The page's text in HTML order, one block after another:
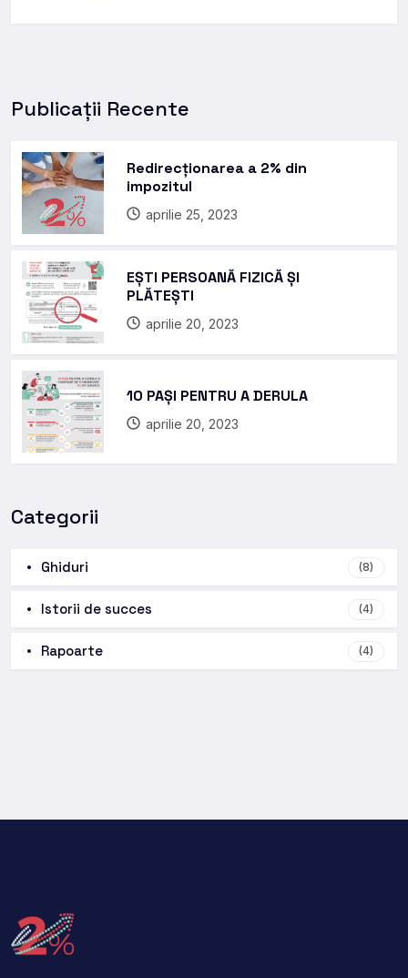
Publicații Recente
Redirecționarea a 2% din
impozitul
aprilie 25, 2023
EȘTI PERSOANĂ FIZICĂ ȘI
PLĂTEȘTI
aprilie 20, 2023
10 PAȘI PENTRU A DERULA
aprilie 20, 2023
Categorii
Ghiduri (8)
Istorii de succes (4)
Rapoarte (4)